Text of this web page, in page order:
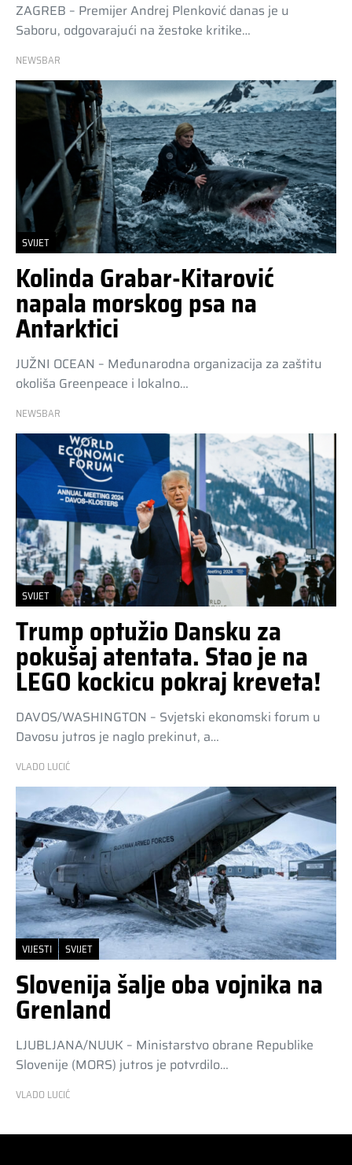
ZAGREB – Premijer Andrej Plenković danas je u
Saboru, odgovarajući na žestoke kritike…
NEWSBAR
SVIJET
Kolinda Grabar-Kitarović
napala morskog psa na
Antarktici
JUŽNI OCEAN – Međunarodna organizacija za zaštitu
okoliša Greenpeace i lokalno…
NEWSBAR
SVIJET
Trump optužio Dansku za
pokušaj atentata. Stao je na
LEGO kockicu pokraj kreveta!
DAVOS/WASHINGTON – Svjetski ekonomski forum u
Davosu jutros je naglo prekinut, a…
VLADO LUCIĆ
VIJESTI SVIJET
Slovenija šalje oba vojnika na
Grenland
LJUBLJANA/NUUK – Ministarstvo obrane Republike
Slovenije (MORS) jutros je potvrdilo…
VLADO LUCIĆ